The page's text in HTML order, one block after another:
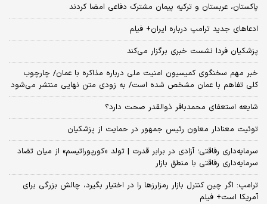
پاکستان، عربستان و ترکیه پیمان مشترک دفاعی امضا کردند
ادعاهای جدید ترامپ درباره ایران+ فیلم
پزشکیان فردا نشست خبری برگزار می‌کند
خبر مهم سخنگوی کمیسیون امنیت ملی درباره مذاکره با عمان/ چارچوب
کلی تفاهم با عمان مشخص شده است/ به زودی متن نهایی منتشر می‌شود
شایعه استعفای محمدباقر ذوالقدر صحت دارد؟
توئیت معنادار معاون رئیس جمهور در حمایت از پزشکیان
سرمایه‌داری رفاقتی؛ آزادی در برابر قدرت | تولد «کورپوراتیسم» از میان تضاد
سرمایه‌داری رفاقتی با منطق بازار
ترامپ: اگر چین کنترل بازار رمزارزها را در اختیار بگیرد، چالش بزرگی برای
آمریکا است+ فیلم